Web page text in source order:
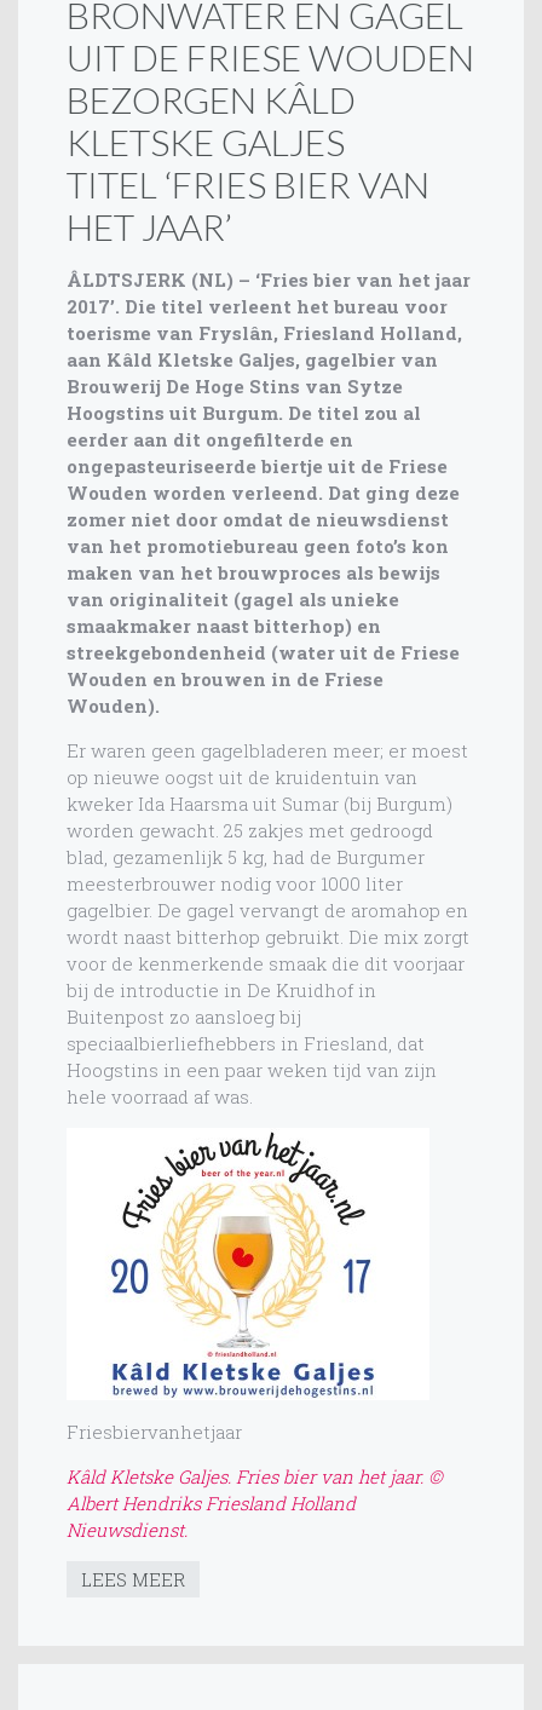
BRONWATER EN GAGEL
UIT DE FRIESE WOUDEN
BEZORGEN KÂLD
KLETSKE GALJES
TITEL ‘FRIES BIER VAN
HET JAAR’
ÂLDTSJERK (NL) – ‘Fries bier van het jaar
2017’. Die titel verleent het bureau voor
toerisme van Fryslân, Friesland Holland,
aan Kâld Kletske Galjes, gagelbier van
Brouwerij De Hoge Stins van Sytze
Hoogstins uit Burgum. De titel zou al
eerder aan dit ongefilterde en
ongepasteuriseerde biertje uit de Friese
Wouden worden verleend. Dat ging deze
zomer niet door omdat de nieuwsdienst
van het promotiebureau geen foto’s kon
maken van het brouwproces als bewijs
van originaliteit (gagel als unieke
smaakmaker naast bitterhop) en
streekgebondenheid (water uit de Friese
Wouden en brouwen in de Friese
Wouden).
Er waren geen gagelbladeren meer; er moest
op nieuwe oogst uit de kruidentuin van
kweker Ida Haarsma uit Sumar (bij Burgum)
worden gewacht. 25 zakjes met gedroogd
blad, gezamenlijk 5 kg, had de Burgumer
meesterbrouwer nodig voor 1000 liter
gagelbier. De gagel vervangt de aromahop en
wordt naast bitterhop gebruikt. Die mix zorgt
voor de kenmerkende smaak die dit voorjaar
bij de introductie in De Kruidhof in
Buitenpost zo aansloeg bij
speciaalbierliefhebbers in Friesland, dat
Hoogstins in een paar weken tijd van zijn
hele voorraad af was.
Friesbiervanhetjaar
Kâld Kletske Galjes. Fries bier van het jaar. ©
Albert Hendriks Friesland Holland
Nieuwsdienst.
LEES MEER